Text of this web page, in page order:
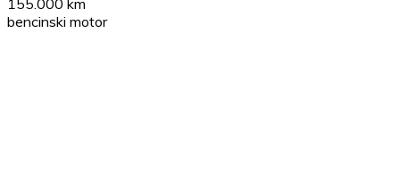
bencinski motor